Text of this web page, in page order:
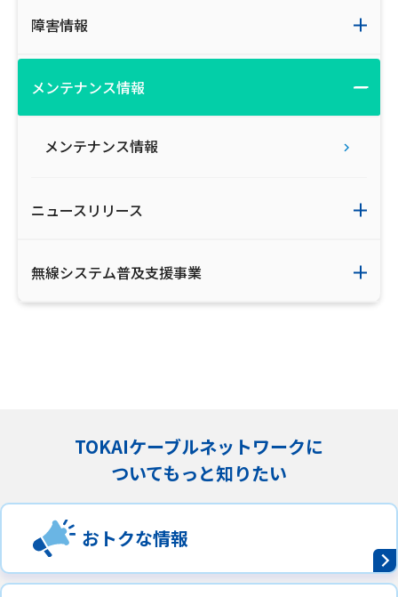
障害情報
メンテナンス情報
メンテナンス情報
ニュースリリース
無線システム普及支援事業
TOKAIケーブルネットワークに
ついてもっと知りたい
おトクな情報